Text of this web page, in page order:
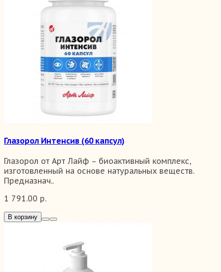
Глазорол Интенсив (60 капсул)
Глазорол от Арт Лайф – биоактивный комплекс,
изготовленный на основе натуральных веществ.
Предназнач..
1 791.00 р.
В корзину